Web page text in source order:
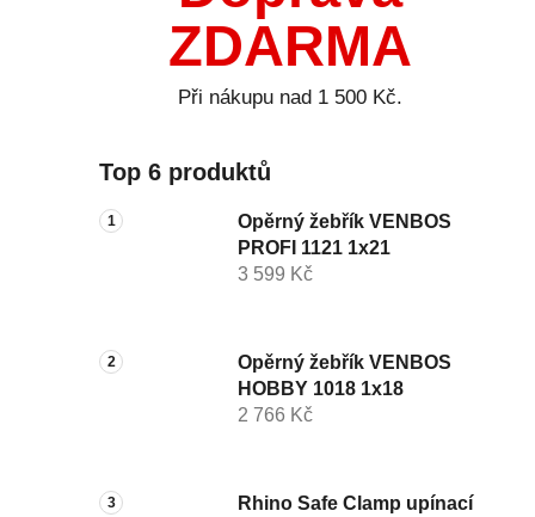
ZDARMA
Při nákupu nad 1 500 Kč.
Top 6 produktů
Opěrný žebřík VENBOS
PROFI 1121 1x21
3 599 Kč
Opěrný žebřík VENBOS
HOBBY 1018 1x18
2 766 Kč
Rhino Safe Clamp upínací